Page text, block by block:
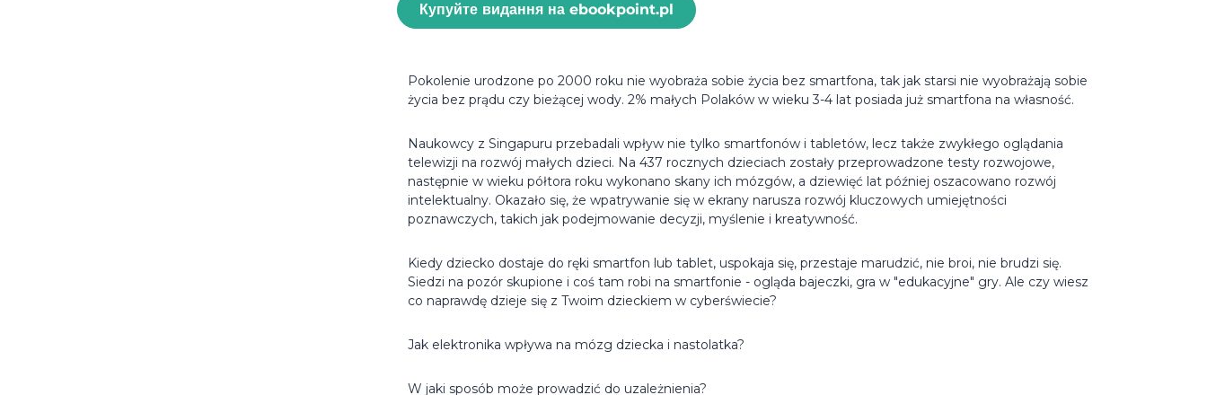
Купуйте видання на ebookpoint.pl
Pokolenie urodzone po 2000 roku nie wyobraża sobie życia bez smartfona, tak jak starsi nie wyobrażają sobie
życia bez prądu czy bieżącej wody. 2% małych Polaków w wieku 3-4 lat posiada już smartfona na własność.
Naukowcy z Singapuru przebadali wpływ nie tylko smartfonów i tabletów, lecz także zwykłego oglądania
telewizji na rozwój małych dzieci. Na 437 rocznych dzieciach zostały przeprowadzone testy rozwojowe,
następnie w wieku półtora roku wykonano skany ich mózgów, a dziewięć lat później oszacowano rozwój
intelektualny. Okazało się, że wpatrywanie się w ekrany narusza rozwój kluczowych umiejętności
poznawczych, takich jak podejmowanie decyzji, myślenie i kreatywność.
Kiedy dziecko dostaje do ręki smartfon lub tablet, uspokaja się, przestaje marudzić, nie broi, nie brudzi się.
Siedzi na pozór skupione i coś tam robi na smartfonie - ogląda bajeczki, gra w "edukacyjne" gry. Ale czy wiesz
co naprawdę dzieje się z Twoim dzieckiem w cyberświecie?
Jak elektronika wpływa na mózg dziecka i nastolatka?
W jaki sposób może prowadzić do uzależnienia?